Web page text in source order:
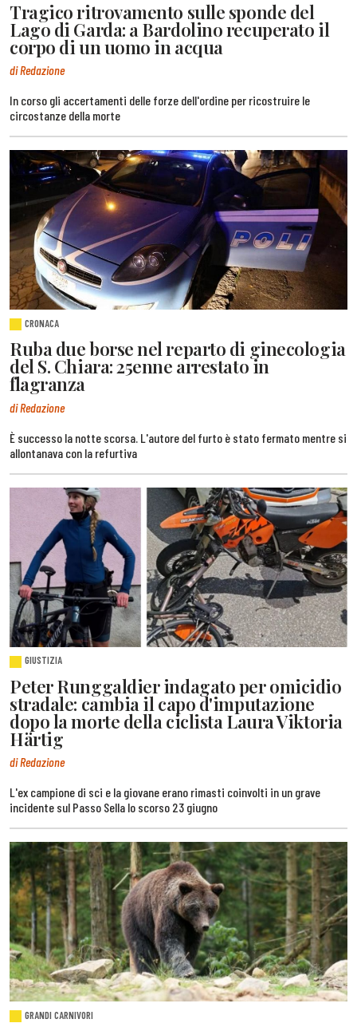
Tragico ritrovamento sulle sponde del
Lago di Garda: a Bardolino recuperato il
corpo di un uomo in acqua
di Redazione
In corso gli accertamenti delle forze dell'ordine per ricostruire le
circostanze della morte
CRONACA
Ruba due borse nel reparto di ginecologia
del S. Chiara: 25enne arrestato in
flagranza
di Redazione
È successo la notte scorsa. L'autore del furto è stato fermato mentre si
allontanava con la refurtiva
GIUSTIZIA
Peter Runggaldier indagato per omicidio
stradale: cambia il capo d'imputazione
dopo la morte della ciclista Laura Viktoria
Härtig
di Redazione
L'ex campione di sci e la giovane erano rimasti coinvolti in un grave
incidente sul Passo Sella lo scorso 23 giugno
GRANDI CARNIVORI